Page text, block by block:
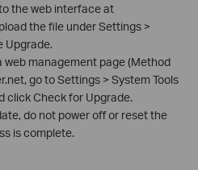
the web interface at
the file under Settings >
Upgrade.
web management page (Method
go to Settings > System Tools
click Check for Upgrade.
do not power off or reset the
is complete.